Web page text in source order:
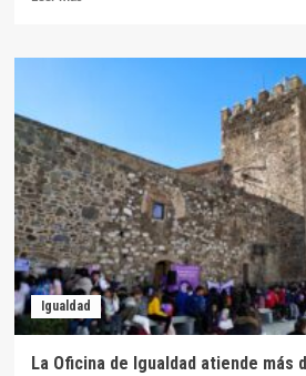
Abierto
periodo
autorizado
para
realizar
matanzas
domiciliarias
en
Orellana
Igualdad
La Oficina de Igualdad atiende más